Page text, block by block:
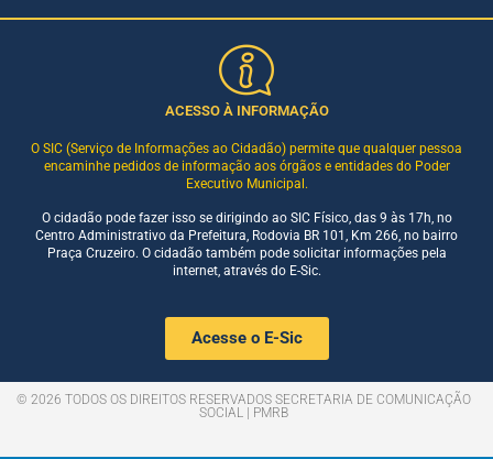
ACESSO À INFORMAÇÃO
O SIC (Serviço de Informações ao Cidadão) permite que qualquer pessoa
encaminhe pedidos de informação aos órgãos e entidades do Poder
Executivo Municipal.
O cidadão pode fazer isso se dirigindo ao SIC Físico, das 9 às 17h, no
Centro Administrativo da Prefeitura, Rodovia BR 101, Km 266, no bairro
Praça Cruzeiro. O cidadão também pode solicitar informações pela
internet, através do E-Sic.
Acesse o E-Sic
© 2026 TODOS OS DIREITOS RESERVADOS SECRETARIA DE COMUNICAÇÃO
SOCIAL | PMRB